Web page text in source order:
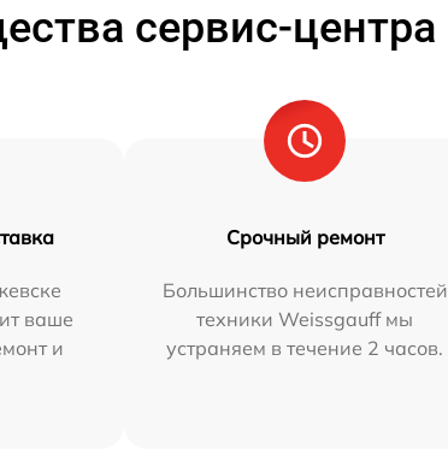
сервис-центра
ваше
и
Срочный ремонт
Большинство неисправностей
техники Weissgauff мы
устраняем в течение 2 часов.